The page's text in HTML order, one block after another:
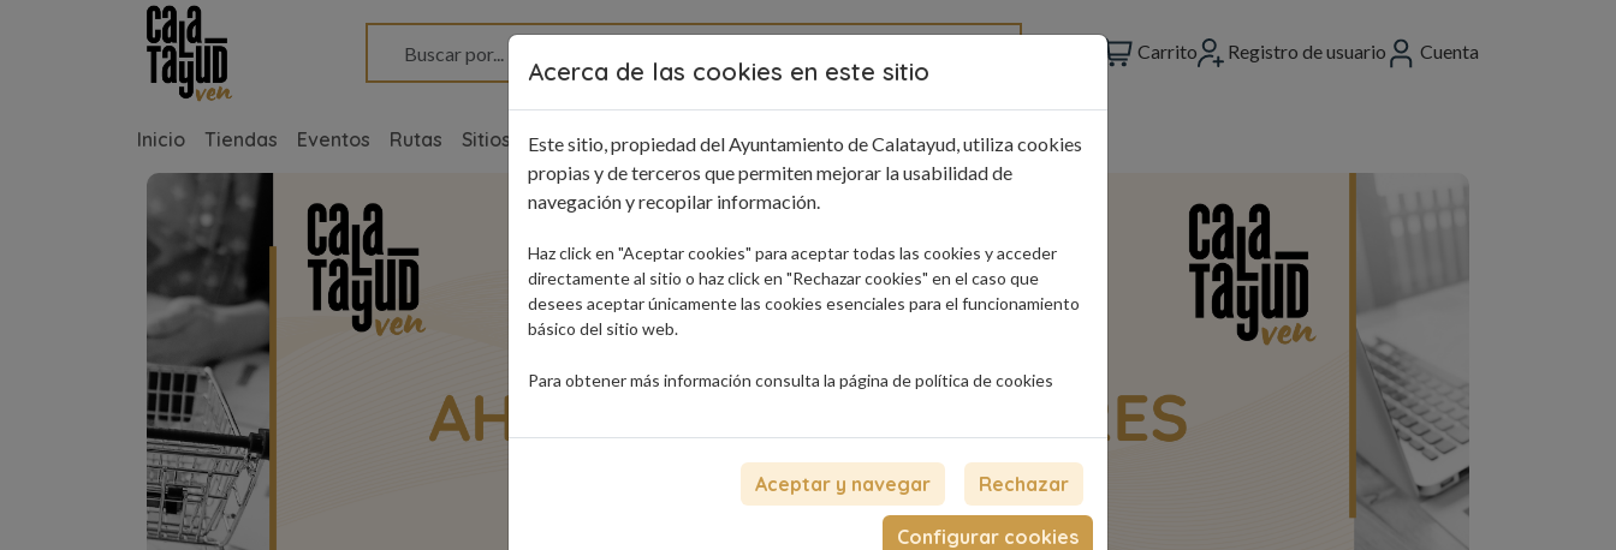
Pasar al contenido principal
Carrito
Registro de usuario Cuenta
Inicio Tiendas Eventos Rutas Sitios de interés Blog Contacto
Acerca de las cookies en este sitio
Este sitio, propiedad del Ayuntamiento de Calatayud, utiliza cookies
propias y de terceros que permiten mejorar la usabilidad de
navegación y recopilar información.
Haz click en "Aceptar cookies" para aceptar todas las cookies y acceder
directamente al sitio o haz click en "Rechazar cookies" en el caso que
desees aceptar únicamente las cookies esenciales para el funcionamiento
básico del sitio web.
Para obtener más información consulta la página depolítica de cookies
Aceptar y navegar Rechazar
Configurar cookies